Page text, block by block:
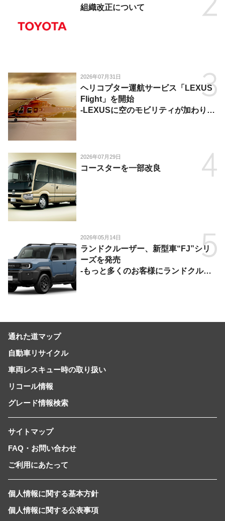
組織改正について
2026年07月31日
ヘリコプター運航サービス「LEXUS
Flight」を開始
-LEXUSに空のモビリティが加わり、
2026年07月29日
コースターを一部改良
2026年05月14日
ランドクルーザー、新型車“FJ”シリ
ーズを発売
-もっと多くのお客様にランドクルー
通れた道マップ
自動車リサイクル
車両レスキュー時の取り扱い
リコール情報
グレード情報検索
サイトマップ
FAQ・お問い合わせ
ご利用にあたって
個人情報に関する基本方針
個人情報に関する公表事項